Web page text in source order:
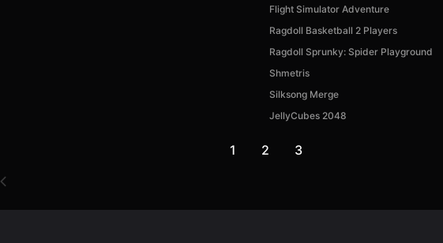
Flight Simulator Adventure
Ragdoll Basketball 2 Players
Ragdoll Sprunky: Spider Playground
Shmetris
Silksong Merge
JellyCubes 2048
1 2 3